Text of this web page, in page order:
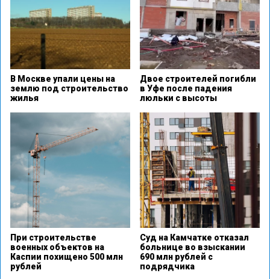
В Москве упали цены на
землю под строительство
жилья
Двое строителей погибли
в Уфе после падения
люльки с высоты
При строительстве
военных объектов на
Каспии похищено 500 млн
рублей
Суд на Камчатке отказал
больнице во взыскании
690 млн рублей с
подрядчика